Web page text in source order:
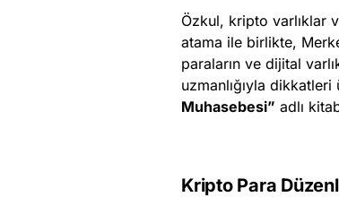
Özkul, kripto varlıklar
atama ile birlikte,
paraların ve dijital
uzmanlığıyla
Muhasebesi” adlı
Kripto Para